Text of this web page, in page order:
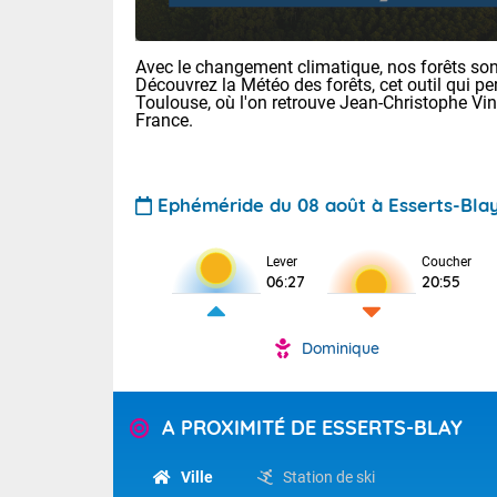
températures
Avec le changement climatique, nos forêts
Découvrez la Météo des forêts, cet outil qui
Toulouse, où l'on retrouve Jean-Christophe
France.
Ephéméride du 08 août à Esserts-
Lever
06:27
Coucher
20:55
Dominique
A PROXIMITÉ DE ESSERTS-BLAY
Ville Station de ski
Voici les
Clermont-
Limoges :
Lille : 22/29
Maritimes
(26), Gard